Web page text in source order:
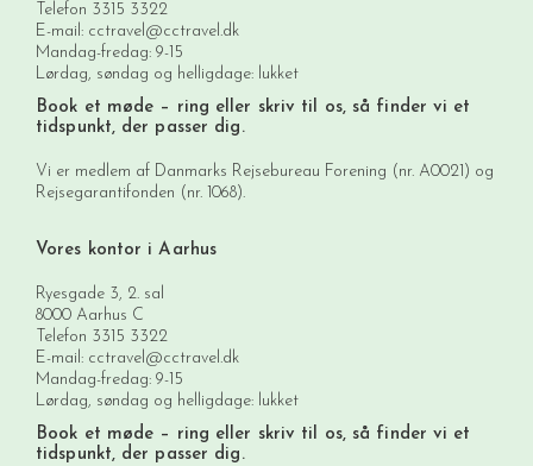
Telefon 3315 3322
E-mail: cctravel@cctravel.dk
Mandag-fredag: 9-15
Lørdag, søndag og helligdage: lukket
Book et møde – ring eller skriv til os, så finder vi et
tidspunkt, der passer dig.
Vi er medlem af Danmarks Rejsebureau Forening (nr. A0021) og
Rejsegarantifonden (nr. 1068).
Vores kontor i Aarhus
Ryesgade 3, 2. sal
8000 Aarhus C
Telefon 3315 3322
E-mail: cctravel@cctravel.dk
Mandag-fredag: 9-15
Lørdag, søndag og helligdage: lukket
Book et møde – ring eller skriv til os, så finder vi et
tidspunkt, der passer dig.